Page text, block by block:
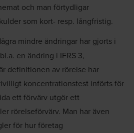
och man förtydligar
som kort- resp. långfristig.
mindre ändringar har gjorts i
en ändring i IFRS 3,
definitionen av rörelse har
koncentrationstest införts för
ett förvärv utgör ett
rörelseförvärv. Man har även
för hur företag